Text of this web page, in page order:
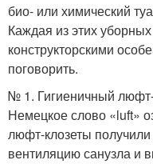
био- или химический
Каждая из этих
конструкторскими
поговорить.
№ 1. Гигиеничный люфт-
Немецкое слово «luft»
люфт-клозеты
вентиляцию санузла и